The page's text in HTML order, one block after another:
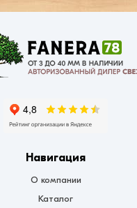
Навигация
О компании
Каталог